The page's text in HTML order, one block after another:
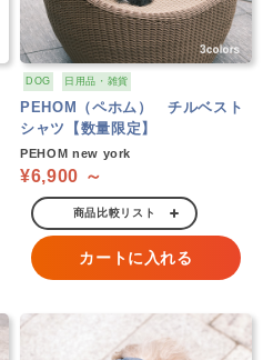
DOG 日用品・雑貨
PEHOM（ペホム） チルベスト
シャツ【数量限定】
PEHOM new york
¥6,900 ～
商品比較リスト
カートに入れる